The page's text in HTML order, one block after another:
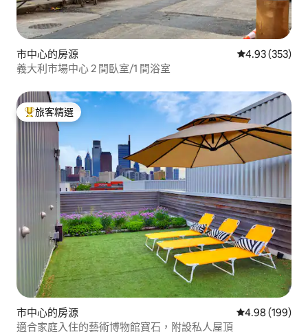
市中心的房源 從 353 則評價
4.93 (353)
義大利市場中心 2 間臥室/1 間浴室
旅客精選榜首
旅客精選
市中心的房源 從 199 則評價
4.98 (199)
適合家庭入住的藝術博物館寶石，附設私人屋頂